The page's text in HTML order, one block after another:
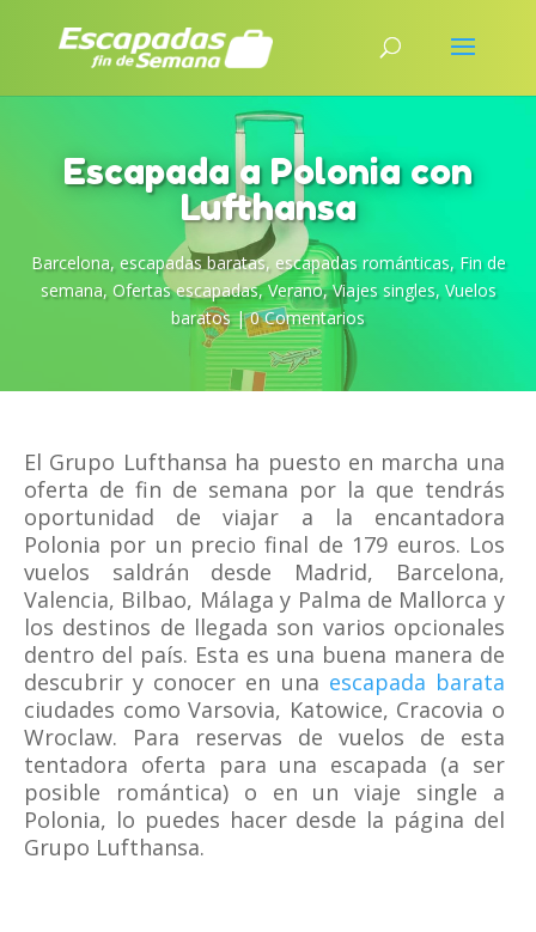
Escapada a Polonia con
Lufthansa
Barcelona, escapadas baratas, escapadas románticas, Fin de
semana, Ofertas escapadas,Verano,Viajes singles, Vuelos
baratos|0 Comentarios
El Grupo Lufthansa ha puesto en marcha una
oferta de fin de semana por la que tendrás
oportunidad de viajar a la encantadora
Polonia por un precio final de 179 euros. Los
vuelos saldrán desde Madrid, Barcelona,
Valencia, Bilbao, Málaga y Palma de Mallorca y
los destinos de llegada son varios opcionales
dentro del país. Esta es una buena manera de
descubrir y conocer en una escapada barata
ciudades como Varsovia, Katowice, Cracovia o
Wroclaw. Para reservas de vuelos de esta
tentadora oferta para una escapada (a ser
posible romántica) o en un viaje single a
Polonia, lo puedes hacer desde la página del
Grupo Lufthansa.